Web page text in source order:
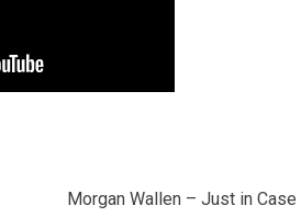
Morgan Wallen – Just in